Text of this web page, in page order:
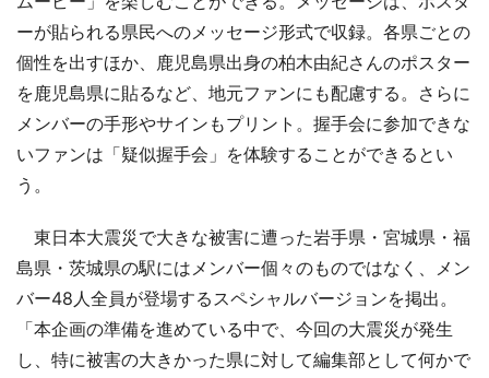
ーが貼られる県民へのメッセージ形式で収録。各県ごとの
個性を出すほか、鹿児島県出身の柏木由紀さんのポスター
を鹿児島県に貼るなど、地元ファンにも配慮する。さらに
メンバーの手形やサインもプリント。握手会に参加できな
いファンは「疑似握手会」を体験することができるとい
う。
東日本大震災で大きな被害に遭った岩手県・宮城県・福
島県・茨城県の駅にはメンバー個々のものではなく、メン
バー48人全員が登場するスペシャルバージョンを掲出。
「本企画の準備を進めている中で、今回の大震災が発生
し、特に被害の大きかった県に対して編集部として何かで